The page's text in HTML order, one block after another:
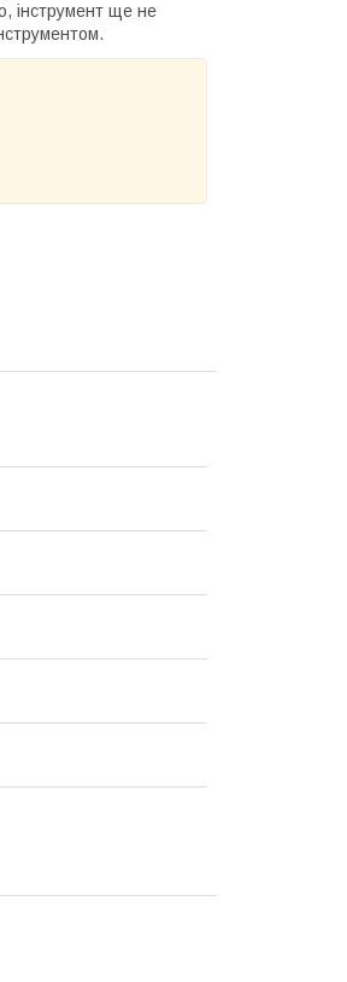
інструмент ще не